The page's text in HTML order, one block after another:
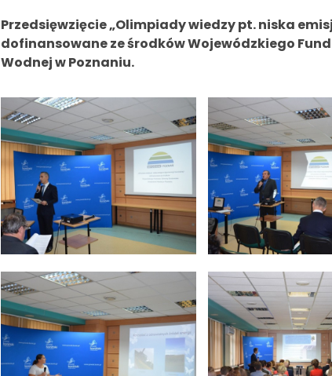
Przedsięwzięcie „Olimpiady wiedzy pt. niska
dofinansowane ze środków Wojewódzkiego
Wodnej w Poznaniu.